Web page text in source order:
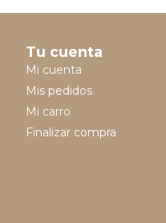
Tu cuenta
Mi cuenta
Mis pedidos
Mi carro
Finalizar compra